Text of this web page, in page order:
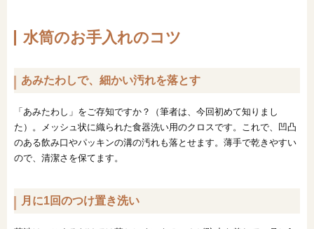
水筒のお手入れのコツ
あみたわしで、細かい汚れを落とす
「あみたわし」をご存知ですか？（筆者は、今回初めて知りまし
た）。メッシュ状に織られた食器洗い用のクロスです。これで、凹凸
のある飲み口やパッキンの溝の汚れも落とせます。薄手で乾きやすい
ので、清潔さを保てます。
月に1回のつけ置き洗い